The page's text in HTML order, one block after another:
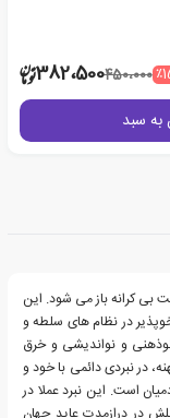
450،000382،500
به سبد
بی کرانه باز می شود. این
در نظام های سلطه و
و نواندیشی و خرق
در نبردی دائمی با خود و
است. این نبرد عملا در
در درازمدت عاید جهان